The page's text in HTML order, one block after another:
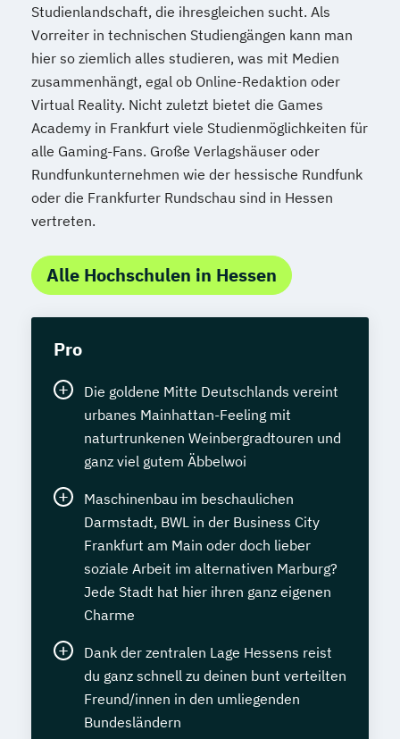
Studienlandschaft, die ihresgleichen sucht. Als
Vorreiter in technischen Studiengängen kann man
hier so ziemlich alles studieren, was mit Medien
zusammenhängt, egal ob Online-Redaktion oder
Virtual Reality. Nicht zuletzt bietet die Games
Academy in Frankfurt viele Studienmöglichkeiten für
alle Gaming-Fans. Große Verlagshäuser oder
Rundfunkunternehmen wie der hessische Rundfunk
oder die Frankfurter Rundschau sind in Hessen
vertreten.
Alle Hochschulen in Hessen
Pro
Die goldene Mitte Deutschlands vereint
urbanes Mainhattan-Feeling mit
naturtrunkenen Weinbergradtouren und
ganz viel gutem Äbbelwoi
Maschinenbau im beschaulichen
Darmstadt, BWL in der Business City
Frankfurt am Main oder doch lieber
soziale Arbeit im alternativen Marburg?
Jede Stadt hat hier ihren ganz eigenen
Charme
Dank der zentralen Lage Hessens reist
du ganz schnell zu deinen bunt verteilten
Freund/innen in den umliegenden
Bundesländern